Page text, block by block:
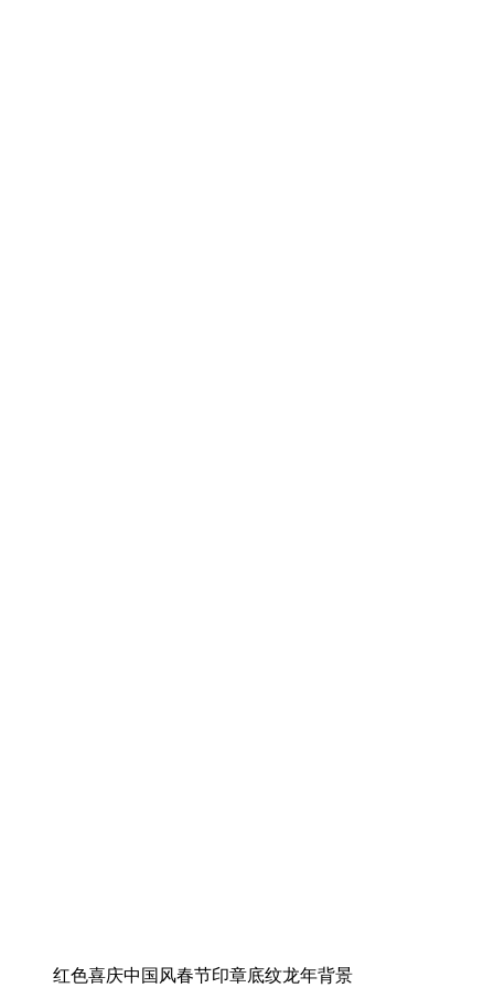
红色喜庆中国风春节印章底纹龙年背景